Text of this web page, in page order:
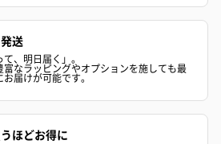
シャワージェル＆ハン
シャワージェ
送
て、明日届く」。
富なラッピングやオプションを施しても最
届けが可能です。
ほどお得に